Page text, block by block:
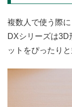
複数人で使う際
DXシリーズは3D
ットをぴったり